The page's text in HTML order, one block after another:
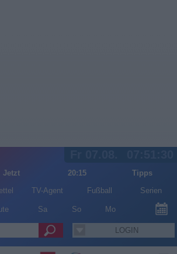
Jetzt 20:15
Tipps
TV-Agent Fußball Serien
Sa So Mo
LOGIN